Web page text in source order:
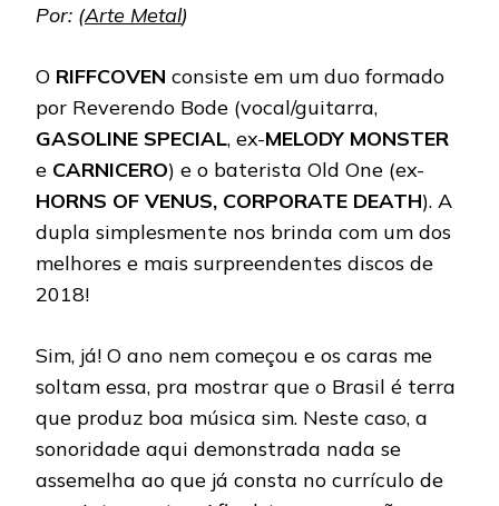
Por: (Arte Metal)
O RIFFCOVEN consiste em um duo formado
por Reverendo Bode (vocal/guitarra,
GASOLINE SPECIAL, ex-MELODY MONSTER
e CARNICERO) e o baterista Old One (ex-
HORNS OF VENUS, CORPORATE DEATH). A
dupla simplesmente nos brinda com um dos
melhores e mais surpreendentes discos de
2018!
Sim, já! O ano nem começou e os caras me
soltam essa, pra mostrar que o Brasil é terra
que produz boa música sim. Neste caso, a
sonoridade aqui demonstrada nada se
assemelha ao que já consta no currículo de